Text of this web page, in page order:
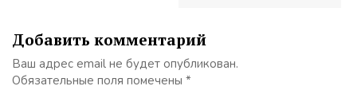
Добавить комментарий
Ваш адрес email не будет опубликован.
Обязательные поля помечены *